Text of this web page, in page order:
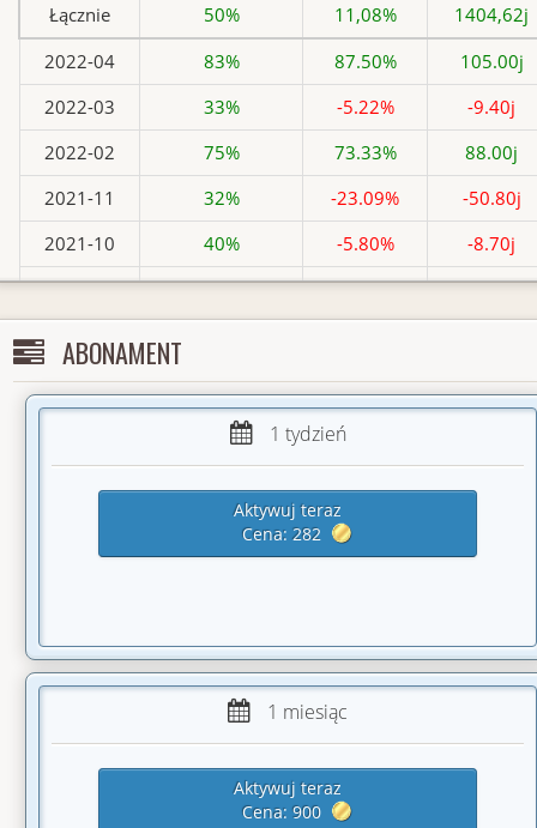
Łącznie 50% 11,08%
1404,62j
2022-04
83% 87.50%
105.00j
2022-03
33% -5.22%
-9.40j
2022-02
75% 73.33%
88.00j
2021-11
32% -23.09%
-50.80j
2021-10
40% -5.80%
-8.70j
2021-09
33% -7.13%
-10.70j
2021-07
80% 75.50%
75.50j
50% 16.50%
2021-03
19% -48.33%
-101.50j
37% -16.80%
2021-01
63% 58.08%
139.40j
2020-11
71% 51.43%
36.00j
67%
2020-02
100% 105.33%
31.60j
100% 100.00%
ABONAMENT
1 tydzień
Aktywuj teraz
Cena: 282
1 miesiąc
Aktywuj teraz
Cena: 900